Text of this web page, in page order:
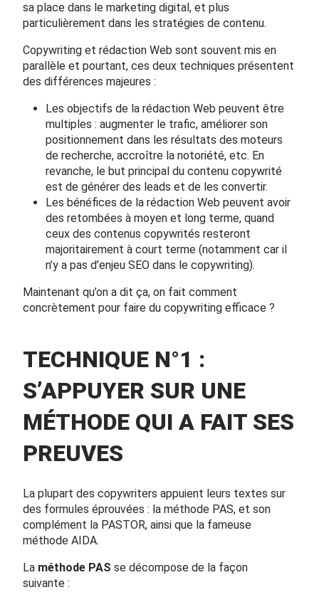
sa place dans le marketing digital, et plus
particulièrement dans les stratégies de contenu.
Copywriting et rédaction Web sont souvent mis en
parallèle et pourtant, ces deux techniques présentent
des différences majeures :
Les objectifs de la rédaction Web peuvent être
multiples : augmenter le trafic, améliorer son
positionnement dans les résultats des moteurs
de recherche, accroître la notoriété, etc. En
revanche, le but principal du contenu copywrité
est de générer des leads et de les convertir.
Les bénéfices de la rédaction Web peuvent avoir
des retombées à moyen et long terme, quand
ceux des contenus copywrités resteront
majoritairement à court terme (notamment car il
n’y a pas d’enjeu SEO dans le copywriting).
Maintenant qu’on a dit ça, on fait comment
concrètement pour faire du copywriting efficace ?
TECHNIQUE N°1 :
S’APPUYER SUR UNE
MÉTHODE QUI A FAIT SES
PREUVES
La plupart des copywriters appuient leurs textes sur
des formules éprouvées : la méthode PAS, et son
complément la PASTOR, ainsi que la fameuse
méthode AIDA.
La méthode PAS se décompose de la façon
suivante :